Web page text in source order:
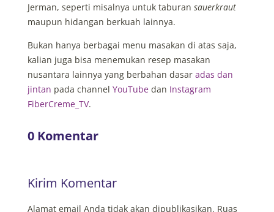
Jerman, seperti misalnya untuk taburan sauerkraut
maupun hidangan berkuah lainnya.
Bukan hanya berbagai menu masakan di atas saja,
kalian juga bisa menemukan resep masakan
nusantara lainnya yang berbahan dasar adas dan
jintan pada channel YouTube dan Instagram
FiberCreme_TV.
0 Komentar
Kirim Komentar
Alamat email Anda tidak akan dipublikasikan. Ruas